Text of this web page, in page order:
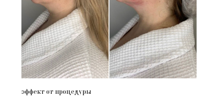
эффект от процедуры